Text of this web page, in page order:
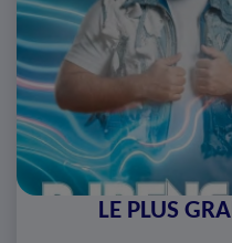
LE PLUS